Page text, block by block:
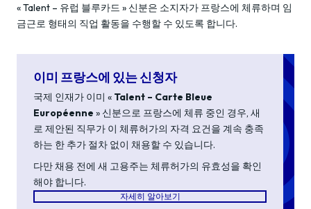
« Talent – 유럽 블루카드 » 신분은 소지자가 프랑스에 체류하며 임
금근로 형태의 직업 활동을 수행할 수 있도록 합니다.
이미 프랑스에 있는 신청자
국제 인재가 이미 « Talent – Carte Bleue
Européenne » 신분으로 프랑스에 체류 중인 경우, 새
로 제안된 직무가 이 체류허가의 자격 요건을 계속 충족
하는 한 추가 절차 없이 채용할 수 있습니다.
다만 채용 전에 새 고용주는 체류허가의 유효성을 확인
해야 합니다.
자세히 알아보기